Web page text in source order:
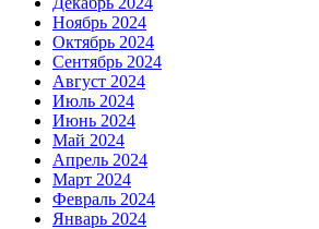
Ноябрь 2024
Октябрь 2024
Сентябрь 2024
Август 2024
Июль 2024
Июнь 2024
Май 2024
Апрель 2024
Март 2024
Февраль 2024
Январь 2024